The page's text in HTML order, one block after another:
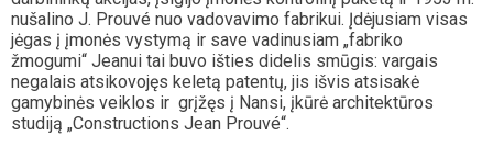
nušalino J. Prouvé nuo vadovavimo fabrikui. Įdėjusiam visas
jėgas į įmonės vystymą ir save vadinusiam „fabriko
žmogumi“ Jeanui tai buvo išties didelis smūgis: vargais
negalais atsikovojęs keletą patentų, jis išvis atsisakė
gamybinės veiklos ir grįžęs į Nansi, įkūrė architektūros
studiją „Constructions Jean Prouvé“.